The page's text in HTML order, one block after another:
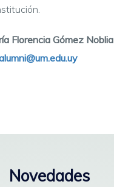
Florencia Gómez Noblia
Novedades